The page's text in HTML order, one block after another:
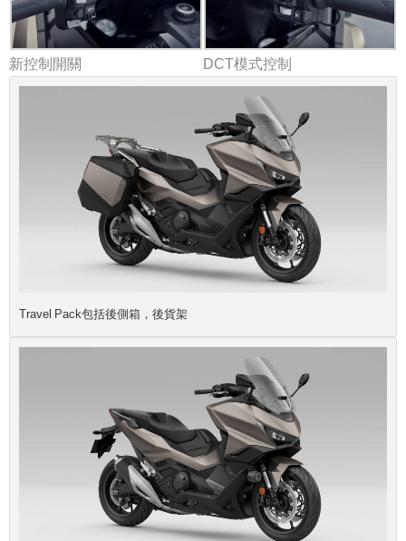
新控制開關 DCT模式控制
Travel Pack包括後側箱，後貨架